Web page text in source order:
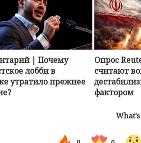
| Почему
лобби в
утратило прежнее
Опрос
считают
фактором